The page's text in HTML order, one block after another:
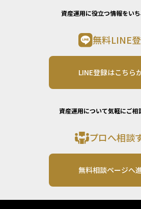
資産運用に役立つ情報をい
無料LINE
LINE登録はこちら
資産運用について気軽にご相
プロへ相談
無料相談ページへ